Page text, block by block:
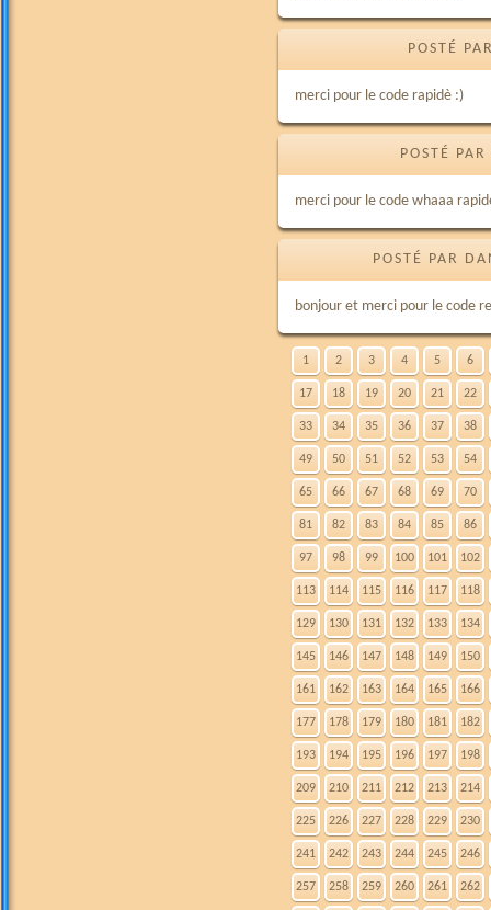
POSTÉ
merci pour le code rapidè :)
POSTÉ
merci pour le code whaaa
POSTÉ PAR
bonjour et merci pour le code
1 2 3 4 5 6
17 18 19 20 21 22
33 34 35 36 37 38
49 50 51 52 53 54
65 66 67 68 69 70
81 82 83 84 85 86
97 98 99 100 101 102
113 114 115 116 117 118
129 130 131 132 133 134
145 146 147 148 149 150
161 162 163 164 165 166
177 178 179 180 181 182
193 194 195 196 197 198
209 210 211 212 213 214
225 226 227 228 229 230
241 242 243 244 245 246
257 258 259 260 261 262